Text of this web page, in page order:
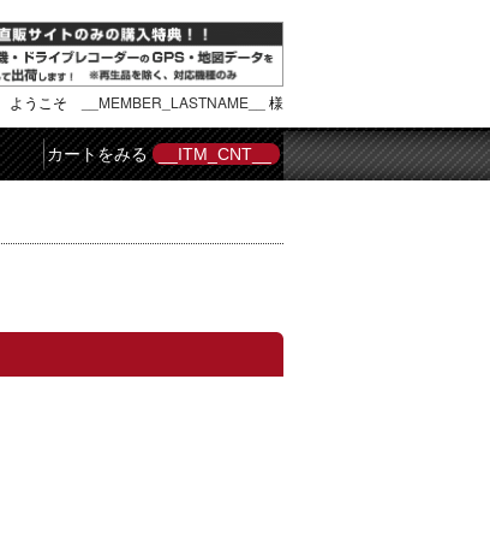
ようこそ __MEMBER_LASTNAME__ 様
カートをみる __ITM_CNT__